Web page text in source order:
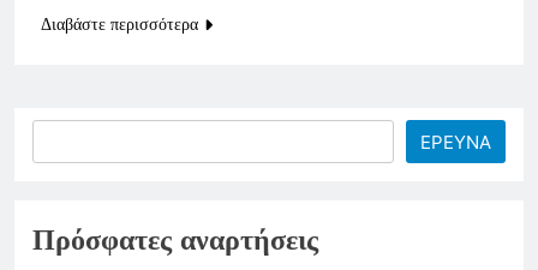
Διαβάστε περισσότερα
ΕΡΕΥΝΑ
Πρόσφατες αναρτήσεις